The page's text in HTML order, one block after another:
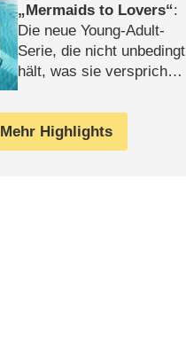
Mermaids to Lovers :
Die neue Young-Adult-
Serie, die nicht unbedingt
hält, was sie verspricht –
Mehr Highlights